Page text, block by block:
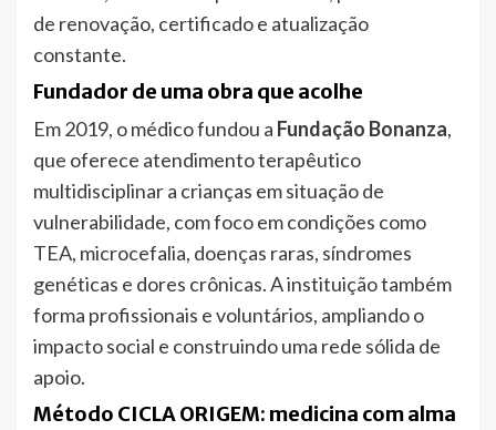
de renovação, certificado e atualização
constante.
Fundador de uma obra que acolhe
Em 2019, o médico fundou a Fundação Bonanza,
que oferece atendimento terapêutico
multidisciplinar a crianças em situação de
vulnerabilidade, com foco em condições como
TEA, microcefalia, doenças raras, síndromes
genéticas e dores crônicas. A instituição também
forma profissionais e voluntários, ampliando o
impacto social e construindo uma rede sólida de
apoio.
Método CICLA ORIGEM: medicina com alma